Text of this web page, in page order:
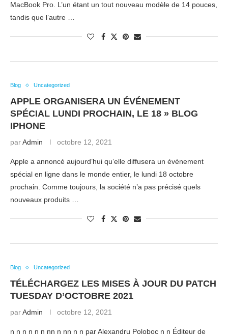
MacBook Pro. L’un étant un tout nouveau modèle de 14 pouces,
tandis que l’autre …
Blog Uncategorized
APPLE ORGANISERA UN ÉVÉNEMENT
SPÉCIAL LUNDI PROCHAIN, LE 18 » BLOG
IPHONE
parAdmin octobre 12, 2021
Apple a annoncé aujourd’hui qu’elle diffusera un événement
spécial en ligne dans le monde entier, le lundi 18 octobre
prochain. Comme toujours, la société n’a pas précisé quels
nouveaux produits …
Blog Uncategorized
TÉLÉCHARGEZ LES MISES À JOUR DU PATCH
TUESDAY D’OCTOBRE 2021
parAdmin octobre 12, 2021
n n n n n n nn n nn n n par Alexandru Poloboc n n Éditeur de